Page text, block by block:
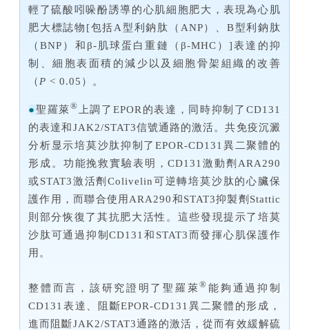
輕了硫酸吲哚酚誘導的心肌細胞肥大，表現為心肌
肥大標誌物[包括A型利鈉肽（ANP）、B型利鈉肽
（BNP）和β-肌球蛋白重鏈（β-MHC）]表達的抑
制、細胞表面積的減少以及細胞骨架組織的改善
（ P < 0.05）。
●聖羅萊®
上調了EPOR的表達，同時抑制了CD131
的表達和JAK2/STAT3信號通路的激活。共免疫沉澱
分析显示培莫沙肽抑制了EPOR-CD131異二聚體的
形成。功能挽救實驗表明，CD131激動劑ARA290
或STAT3激活劑Colivelin可逆轉培莫沙肽的心臟保
護作用，而聯合使用ARA290和STAT3抑製劑Stattic
則部分恢復了其抗肥大活性。這些發現提示了培莫
沙肽可通過抑制CD131和STAT3而發揮心肌保護作
用。
整體而言，該研究證明了聖羅萊® 能夠通過抑制
CD131表達、阻斷EPOR-CD131異二聚體的形成，
進而阻斷JAK2/STAT3通路的激活，從而有效緩解硫